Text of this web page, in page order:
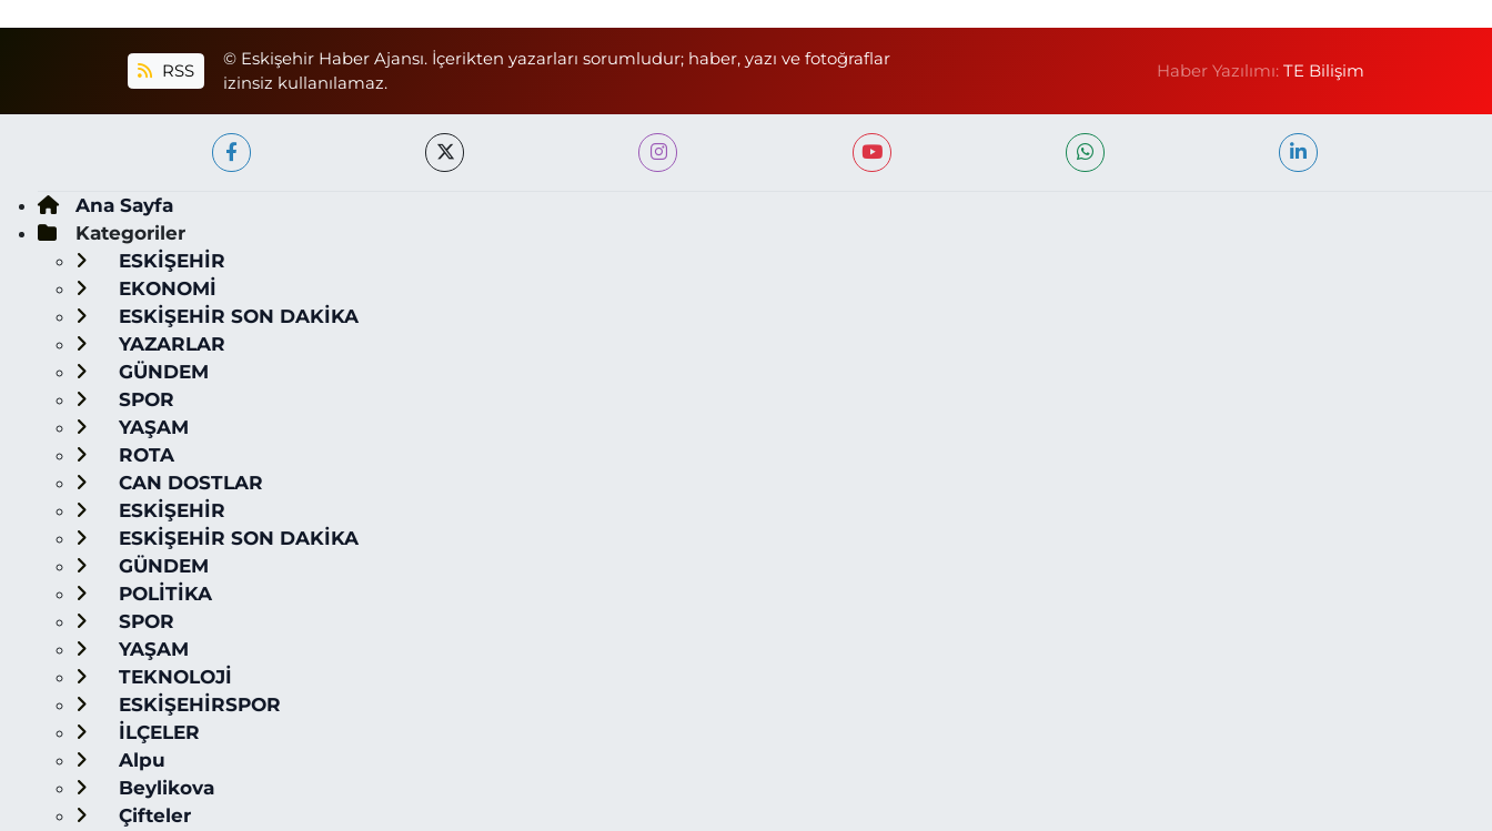
RSS
© Eskişehir Haber Ajansı. İçerikten yazarları sorumludur; haber, yazı ve fotoğraflar
izinsiz kullanılamaz.
Haber Yazılımı:TE Bilişim
Ana Sayfa
Kategoriler
ESKİŞEHİR
EKONOMİ
ESKİŞEHİR SON DAKİKA
YAZARLAR
GÜNDEM
SPOR
YAŞAM
ROTA
CAN DOSTLAR
ESKİŞEHİR
ESKİŞEHİR SON DAKİKA
GÜNDEM
POLİTİKA
SPOR
YAŞAM
TEKNOLOJİ
ESKİŞEHİRSPOR
İLÇELER
Alpu
Beylikova
Çifteler